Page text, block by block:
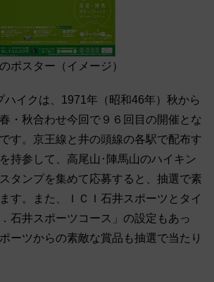
ポスター（イメージ）
ハイクは、1971年（昭和46年）秋から
・秋合わせ今回で９６回目の開催とな
す。京王線と井の頭線の各駅で配布す
持参して、高尾山･陣馬山のハイキン
タンプを集めて応募すると、抽選で素
す。また、ＩＣＩ石井スポーツとタイ
石井スポーツコース」の設定もあっ
ーツからの素敵な賞品も抽選で当たり